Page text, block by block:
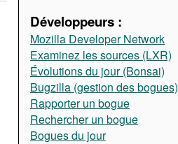
Développeurs :
Mozilla Developer Network
Examinez les sources (LXR)
Évolutions du jour (Bonsai)
Bugzilla (gestion des bogues)
Rapporter un bogue
Rechercher un bogue
Bogues du jour